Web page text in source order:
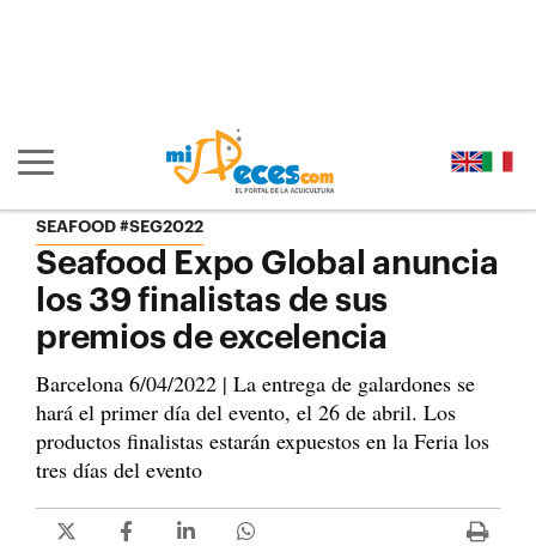
Mostrar/ocultar navegación principal
SEAFOOD #SEG2022
Seafood Expo Global anuncia
los 39 finalistas de sus
premios de excelencia
Barcelona 6/04/2022 | La entrega de galardones se
hará el primer día del evento, el 26 de abril. Los
productos finalistas estarán expuestos en la Feria los
tres días del evento